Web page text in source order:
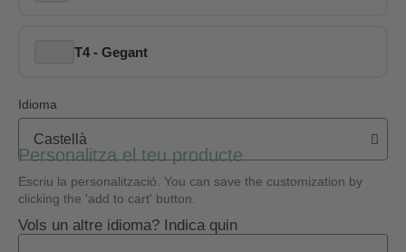
T4 - Gegant
Idioma
Personalitza el teu producte
Escriu la personalització. You can save the customization by
clicking the 'add to cart' button.
Vols un altre idioma? Indica quin